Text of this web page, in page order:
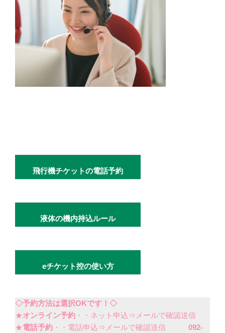
飛行機チケットの電話予約
液体の機内持込ルール
eチケット控の使い方
◇予約方法は選択OKです！◇
★オンライン予約 ・・ネット申込⇒メールで確認送信
★電話予約 ・・電話申込⇒メールで確認送信 092-